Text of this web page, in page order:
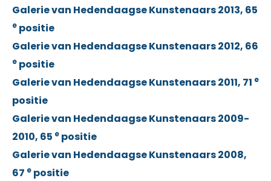
Galerie van Hedendaagse Kunstenaars 2013, 65
e positie
Galerie van Hedendaagse Kunstenaars 2012, 66
e positie
Galerie van Hedendaagse Kunstenaars 2011, 71 e
positie
Galerie van Hedendaagse Kunstenaars 2009-
2010, 65 e positie
Galerie van Hedendaagse Kunstenaars 2008,
67 e positie